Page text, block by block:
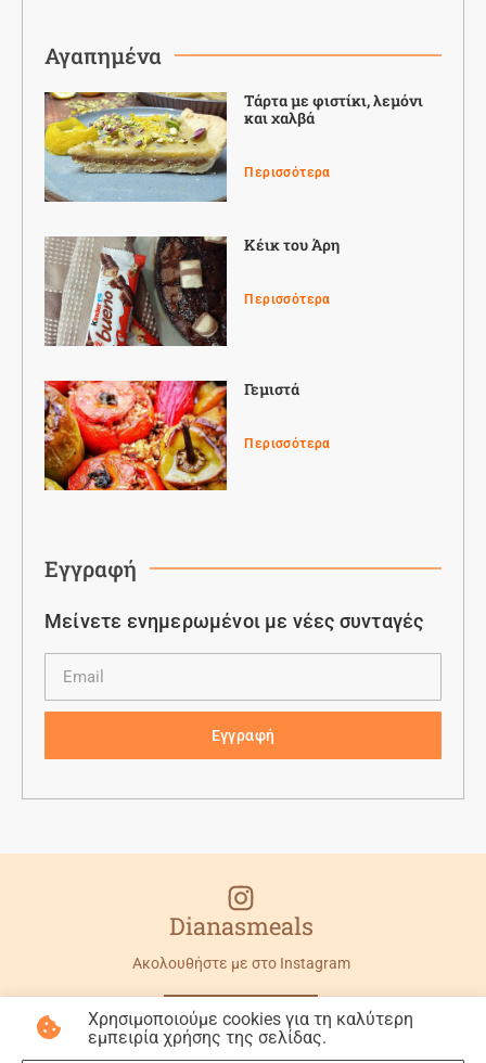
Αγαπημένα
Τάρτα με φιστίκι, λεμόνι
και χαλβά
Περισσότερα
Κέικ του Άρη
Περισσότερα
Γεμιστά
Περισσότερα
Εγγραφή
Μείνετε ενημερωμένοι με νέες συνταγές
Εγγραφή
Dianasmeals
Ακολουθήστε με στο Instagram
©2026 All rights reserved Made with
Χρησιμοποιούμε cookies για τη καλύτερη
εμπειρία χρήσης της σελίδας.